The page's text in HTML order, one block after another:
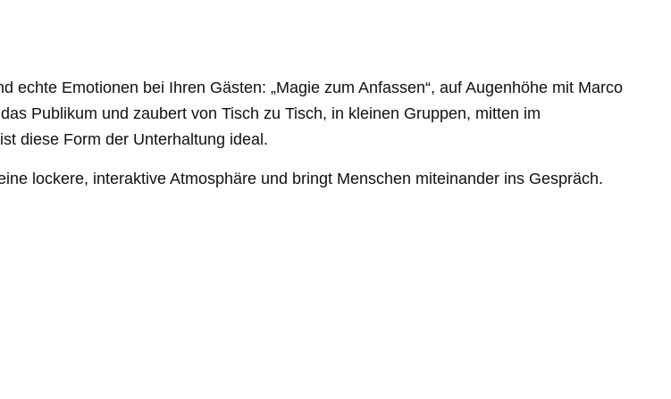
Emotionen bei Ihren Gästen: „Magie zum Anfassen“, auf Augenhöhe mit Marco
Publikum und zaubert von Tisch zu Tisch, in kleinen Gruppen, mitten im
diese Form der Unterhaltung ideal.
lockere, interaktive Atmosphäre und bringt Menschen miteinander ins Gespräch.